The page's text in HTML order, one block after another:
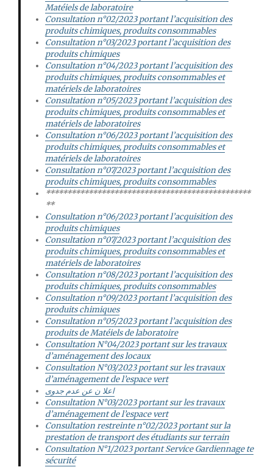
Matéiels de laboratoire
Consultation n°02/2023 portant l’acquisition des
produits chimiques, produits consommables
Consultation n°03/2023 portant l’acquisition des
produits chimiques
Consultation n°04/2023 portant l’acquisition des
produits chimiques, produits consommables et
matériels de laboratoires
Consultation n°05/2023 portant l’acquisition des
produits chimiques, produits consommables et
matériels de laboratoires
Consultation n°06/2023 portant l’acquisition des
produits chimiques, produits consommables et
matériels de laboratoires
Consultation n°07/2023 portant l’acquisition des
produits chimiques, produits consommables
************************************************
**
Consultation n°06/2023 portant l’acquisition des
produits chimiques
Consultation n°07/2023 portant l’acquisition des
produits chimiques, produits consommables et
matériels de laboratoires
Consultation n°08/2023 portant l’acquisition des
produits chimiques, produits consommables
Consultation n°09/2023 portant l’acquisition des
produits chimiques
Consultation n°05/2023 portant l’acquisition des
produits de Matéiels de laboratoire
Consultation N°04/2023 portant sur les travaux
d’aménagement des locaux
Consultation N°03/2023 portant sur les travaux
d’aménagement de l’espace vert
اعلا ن عن عدم جدوى
Consultation N°03/2023 portant sur les travaux
d’aménagement de l’espace vert
Consultation restreinte n°02/2023 portant sur la
prestation de transport des étudiants sur terrain
Consultation N°1/2023 portant Service Gardiennage te
sécurité